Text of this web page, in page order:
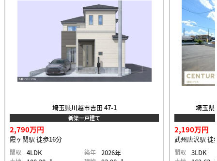
埼玉県川越市吉田 47-1
新築一戸建て
2,790万円
霞ヶ関駅 徒歩16分
間取 4LDK 築年 2026年
埼玉県
2,190万円
武州唐沢駅 徒
間取 3LDK